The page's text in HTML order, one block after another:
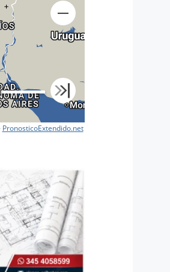
+
PronosticoExtendido.net